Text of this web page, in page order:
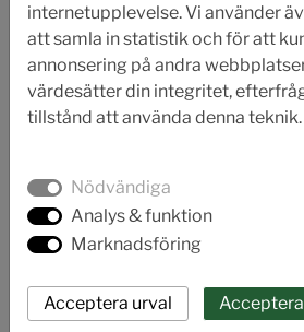
internetupplevelse. Vi använder
att samla in statistik och för att
annonsering på andra
värdesätter din integritet,
tillstånd att använda denna teknik.
Nödvändiga
Analys & funktion
Marknadsföring